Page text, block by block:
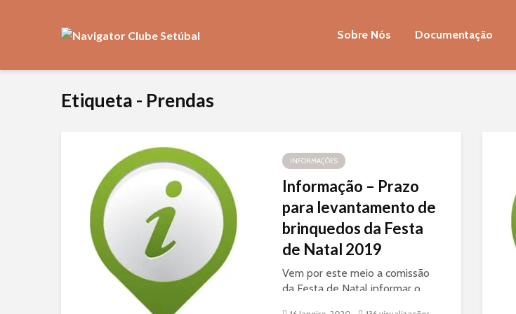
Sobre Nós Documentação
Etiqueta - Prendas
INFORMAÇÕES
Informação – Prazo
para levantamento de
brinquedos da Festa
de Natal 2019
Vem por este meio a comissão
da Festa de Natal informar o